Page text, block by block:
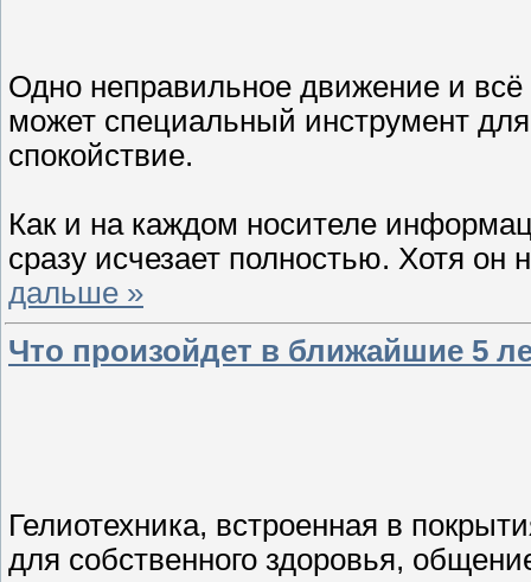
Одно неправильное движение и
может специальный инструмент
спокойствие.
Как и на каждом носителе
сразу исчезает полностью. Хотя он
дальше »
Что произойдет в ближайшие 5
Гелиотехника, встроенная в
для собственного здоровья,